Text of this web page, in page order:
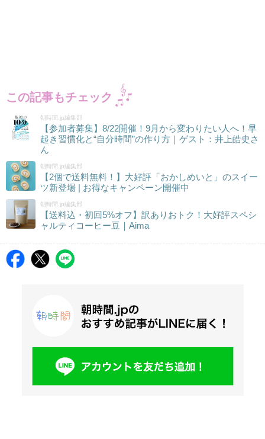
この記事もチェック
朝時間.jp編集部
【参加者募集】8/22開催！9月から変わりたい人へ！早
起き習慣化と“自分時間”の作り方｜ゲスト：井上皓史さ
ん
朝時間.jp編集部
【2個で送料無料！】大好評「おかしめいと」のスイー
ツ新登場 | お得なキャンペーン開催中
朝時間.jp編集部
【送料込・初回5%オフ】訳ありおトク！大好評スペシ
ャルティコーヒー豆｜Aima